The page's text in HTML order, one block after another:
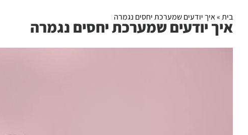
בית»איך יודעים שמערכת יחסים נגמרה
איך יודעים שמערכת יחסים נגמרה